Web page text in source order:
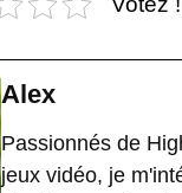
Alex
Passionnés de
jeux vidéo, je